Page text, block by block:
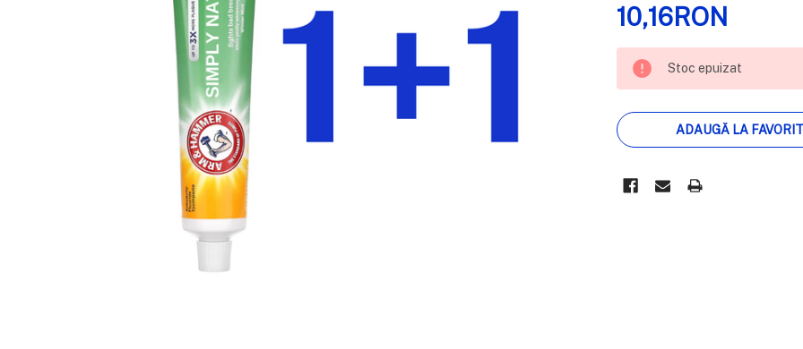
10,16RON
STOC
EPUIZAT
Stoc epuizat
ADAUGĂ LA